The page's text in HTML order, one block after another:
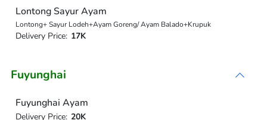
Lontong Sayur Ayam
Lontong+ Sayur Lodeh+Ayam Goreng/ Ayam Balado+Krupuk
Delivery Price: 17K
Fuyunghai
Fuyunghai Ayam
Delivery Price: 20K